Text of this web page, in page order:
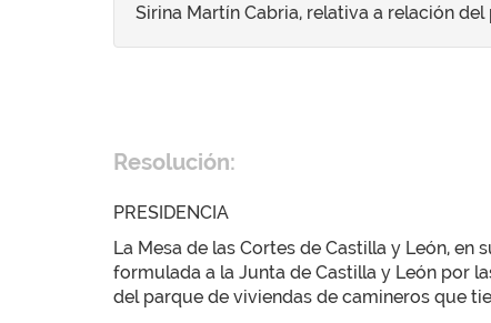
Sirina Martín Cabria, relativa a relación
Resolución:
PRESIDENCIA
La Mesa de las Cortes de Castilla y León,
formulada a la Junta de Castilla y León por
del parque de viviendas de camineros que